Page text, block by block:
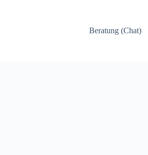
Beratung (Chat)